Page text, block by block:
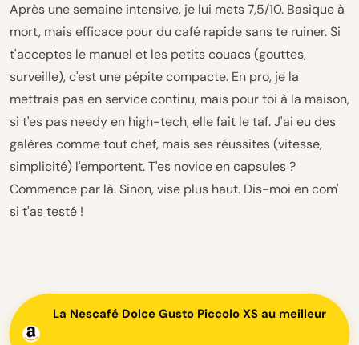
Après une semaine intensive, je lui mets 7,5/10. Basique à
mort, mais efficace pour du café rapide sans te ruiner. Si
t'acceptes le manuel et les petits couacs (gouttes,
surveille), c'est une pépite compacte. En pro, je la
mettrais pas en service continu, mais pour toi à la maison,
si t'es pas needy en high-tech, elle fait le taf. J'ai eu des
galères comme tout chef, mais ses réussites (vitesse,
simplicité) l'emportent. T'es novice en capsules ?
Commence par là. Sinon, vise plus haut. Dis-moi en com'
si t'as testé !
La Nescafé Dolce Gusto Piccolo XS au meilleur